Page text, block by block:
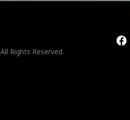
All Rights Reserved.